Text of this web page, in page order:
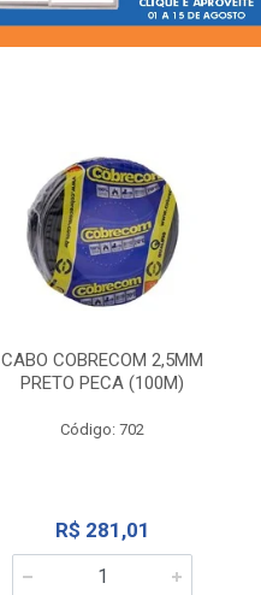
CABO COBRECOM 2,5MM
PRETO PECA (100M)
Código: 702
R$ 281,01